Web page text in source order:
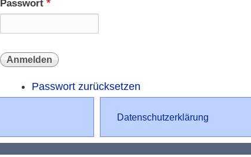
Passwort
Passwort zurücksetzen
Datenschutz
Datenschutzerklärung